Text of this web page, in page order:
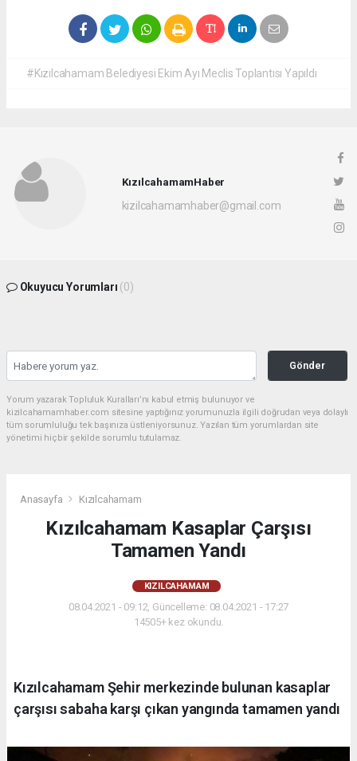
#Kızılcahamam Belediyesi Ekim Ayı Meclis Toplantısı Yapıldı
KızılcahamamHaber
kizilcahamamhaber@gmail.com
Okuyucu Yorumları (0)
Gönder
Yorum yazarak Topluluk Kuralları’nı kabul etmiş bulunuyor ve
kizilcahamamhaber.com sitesine yaptığınız yorumunuzla ilgili doğrudan veya dolaylı
tüm sorumluluğu tek başınıza üstleniyorsunuz. Yazılan tüm yorumlardan site
yönetimi hiçbir şekilde sorumlu tutulamaz.
Anasayfa Kızılcahamam
Kızılcahamam Kasaplar Çarşısı
Tamamen Yandı
KIZILCAHAMAM
08.04.2021 - 09:12, Güncelleme: 08.04.2021 - 17:27
14505+ kez okundu.
Kızılcahamam Şehir merkezinde bulunan kasaplar
çarşısı sabaha karşı çıkan yangında tamamen yandı